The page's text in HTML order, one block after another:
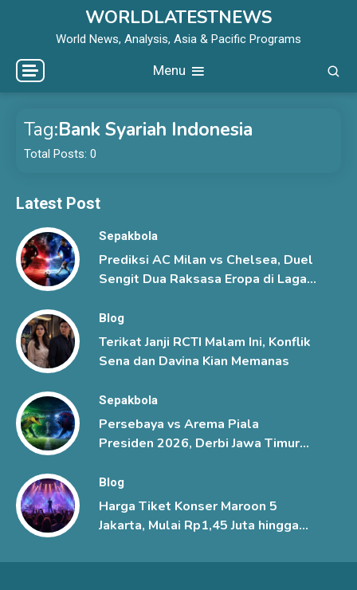
WORLDLATESTNEWS
World News, Analysis, Asia & Pacific Programs
Menu
Tag:Bank Syariah Indonesia
Total Posts: 0
Latest Post
Sepakbola
Prediksi AC Milan vs Chelsea, Duel
Sengit Dua Raksasa Eropa di Laga
Blog
Terikat Janji RCTI Malam Ini, Konflik
Sena dan Davina Kian Memanas
Sepakbola
Persebaya vs Arema Piala
Presiden 2026, Derbi Jawa Timur
Blog
Harga Tiket Konser Maroon 5
Jakarta, Mulai Rp1,45 Juta hingga